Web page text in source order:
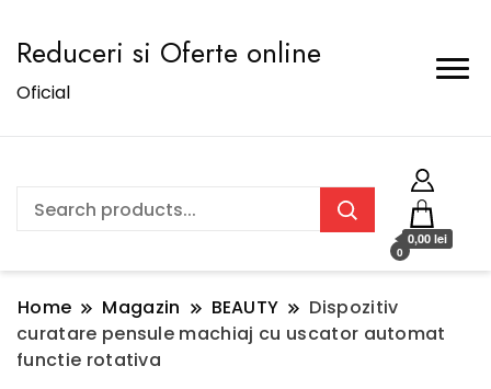
Reduceri si Oferte online
Oficial
0
0,00 lei
Home Magazin BEAUTY
Dispozitiv
curatare pensule machiaj cu uscator automat
functie rotativa